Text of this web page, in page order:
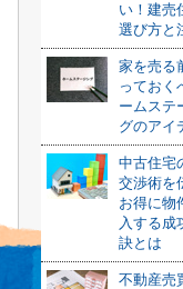
い！建売
選び方と
家を売る
っておく
ームステ
グのアイ
中古住宅
交渉術を
お得に物
入する成
訣とは
不動産売